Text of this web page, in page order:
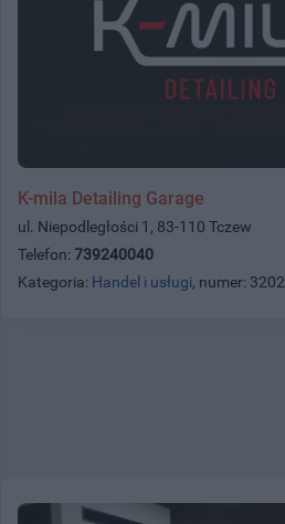
K-mila Detailing Garage
ul. Niepodległości 1, 83-110 Tczew
Telefon: 739240040
Kategoria: Handel i usługi, numer: 3202